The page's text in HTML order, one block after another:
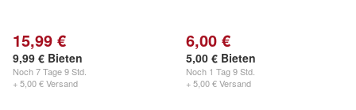
15,99 €
9,99 € Bieten
Noch7 Tage 9 Std.
+ 5,00 € Versand
6,00 €
5,00 € Bieten
Noch 1 Tag 9 Std.
+ 5,00 € Versand